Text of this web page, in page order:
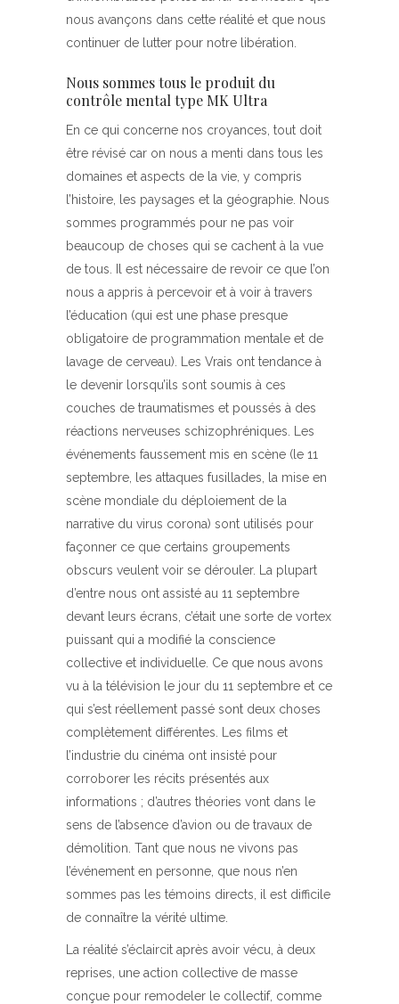
nous avançons dans cette réalité et que nous
continuer de lutter pour notre libération.
Nous sommes tous le produit du
contrôle mental type MK Ultra
En ce qui concerne nos croyances, tout doit
être révisé car on nous a menti dans tous les
domaines et aspects de la vie, y compris
l’histoire, les paysages et la géographie. Nous
sommes programmés pour ne pas voir
beaucoup de choses qui se cachent à la vue
de tous. Il est nécessaire de revoir ce que l’on
nous a appris à percevoir et à voir à travers
l’éducation (qui est une phase presque
obligatoire de programmation mentale et de
lavage de cerveau). Les Vrais ont tendance à
le devenir lorsqu’ils sont soumis à ces
couches de traumatismes et poussés à des
réactions nerveuses schizophréniques. Les
événements faussement mis en scène (le 11
septembre, les attaques fusillades, la mise en
scène mondiale du déploiement de la
narrative du virus corona) sont utilisés pour
façonner ce que certains groupements
obscurs veulent voir se dérouler. La plupart
d’entre nous ont assisté au 11 septembre
devant leurs écrans, c’était une sorte de vortex
puissant qui a modifié la conscience
collective et individuelle. Ce que nous avons
vu à la télévision le jour du 11 septembre et ce
qui s’est réellement passé sont deux choses
complètement différentes. Les films et
l’industrie du cinéma ont insisté pour
corroborer les récits présentés aux
informations ; d’autres théories vont dans le
sens de l’absence d’avion ou de travaux de
démolition. Tant que nous ne vivons pas
l’événement en personne, que nous n’en
sommes pas les témoins directs, il est difficile
de connaître la vérité ultime.
La réalité s’éclaircit après avoir vécu, à deux
reprises, une action collective de masse
conçue pour remodeler le collectif, comme